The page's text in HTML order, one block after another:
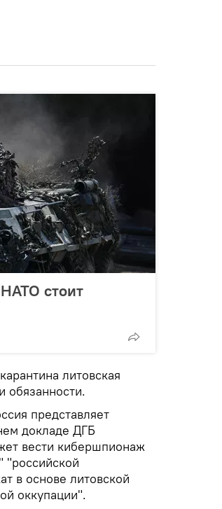
стоит
литовская
обязанности.
представляет
докладе ДГБ
вести кибершпионаж
"российской
в основе литовской
оккупации".